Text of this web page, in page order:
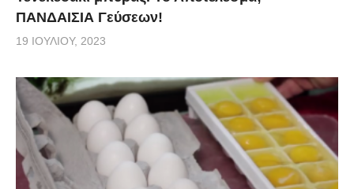
ΠΑΝΔΑΙΣΙΑ Γεύσεων!
19 ΙΟΥΛΊΟΥ, 2023